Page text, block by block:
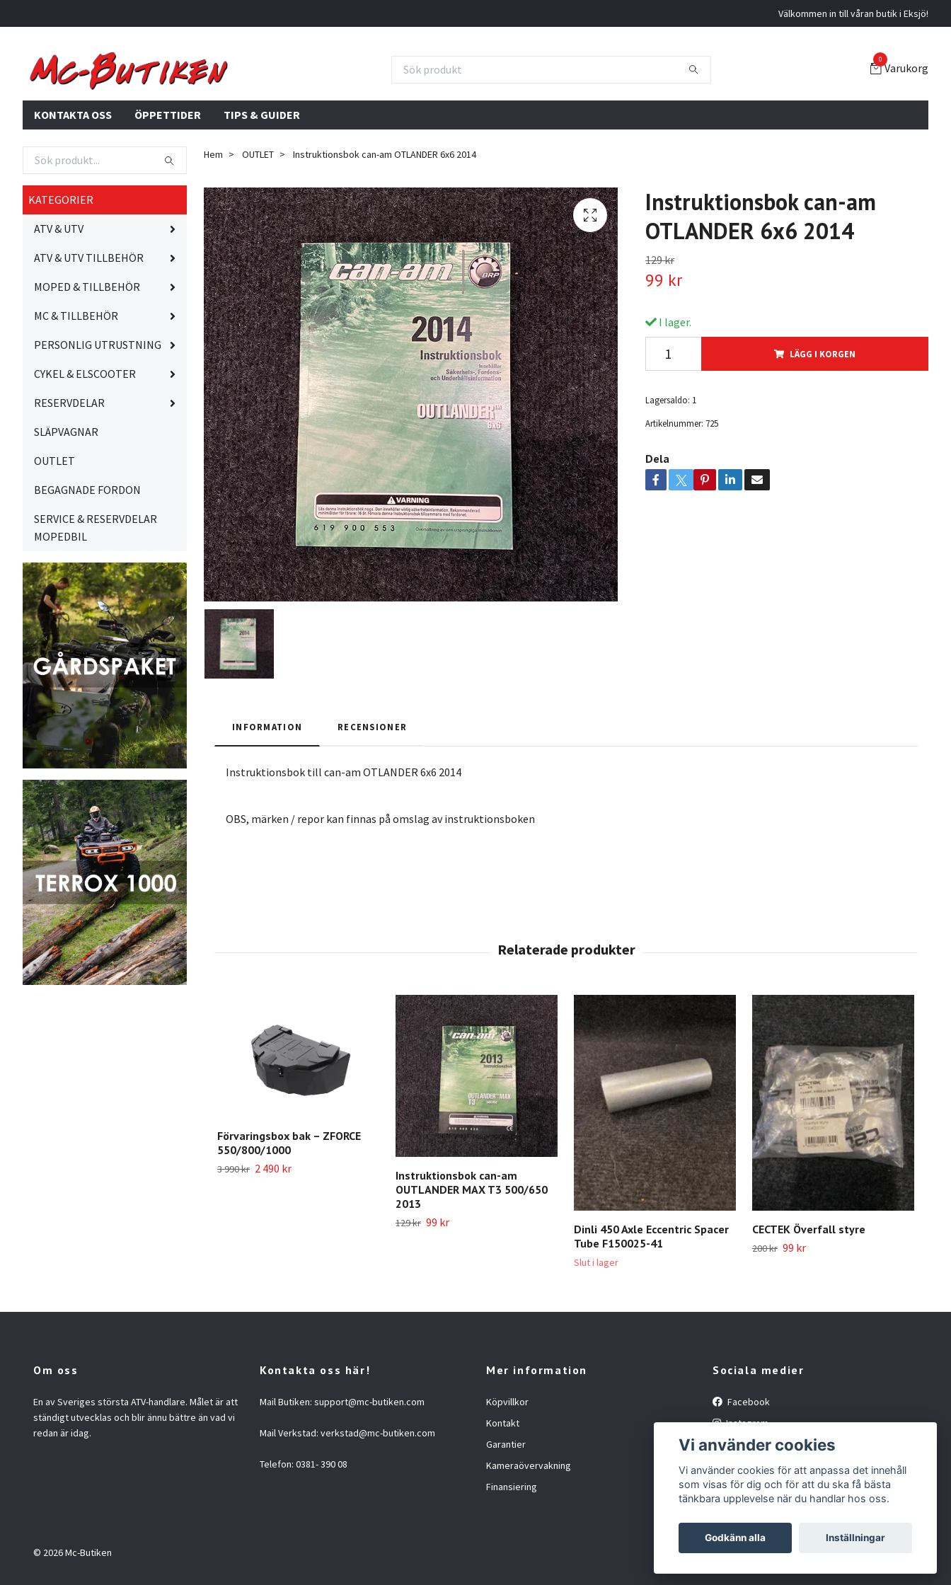
Välkommen in till våran butik i Eksjö!
0
Varukorg
KONTAKTA OSS ÖPPETTIDER TIPS & GUIDER
KATEGORIER
ATV & UTV
ATV & UTV TILLBEHÖR
MOPED & TILLBEHÖR
MC & TILLBEHÖR
PERSONLIG UTRUSTNING
CYKEL & ELSCOOTER
RESERVDELAR
SLÄPVAGNAR
OUTLET
BEGAGNADE FORDON
SERVICE & RESERVDELAR
MOPEDBIL
Hem OUTLET Instruktionsbok can-am OTLANDER 6x6 2014
Instruktionsbok can-am
OTLANDER 6x6 2014
129 kr
99 kr
I lager.
LÄGG I KORGEN
Lagersaldo: 1
Artikelnummer: 725
Dela
INFORMATION RECENSIONER
Instruktionsbok till can-am OTLANDER 6x6 2014
OBS, märken / repor kan finnas på omslag av instruktionsboken
Förvaringsbox bak – ZFORCE
550/800/1000
3 990 kr 2 490 kr
Instruktionsbok can-am
OUTLANDER MAX T3 500/650
2013
129 kr 99 kr
Dinli 450 Axle Eccentric Spacer
Tube F150025-41
Slut i lager
CECTEK Överfall styre
200 kr 99 kr
Om oss
En av Sveriges största ATV-handlare. Målet är att
ständigt utvecklas och blir ännu bättre än vad vi
redan är idag.
Kontakta oss här!
Mail Butiken: support@mc-butiken.com
Mail Verkstad: verkstad@mc-butiken.com
Telefon: 0381- 390 08
Mer information
Köpvillkor
Kontakt
Garantier
Kameraövervakning
Finansiering
Sociala medier
Facebook
Instagram
YouTube
© 2026 Mc-Butiken
Vi använder cookies
Vi använder cookies för att anpassa det innehåll
som visas för dig och för att du ska få bästa
tänkbara upplevelse när du handlar hos oss.
Godkänn alla Inställningar